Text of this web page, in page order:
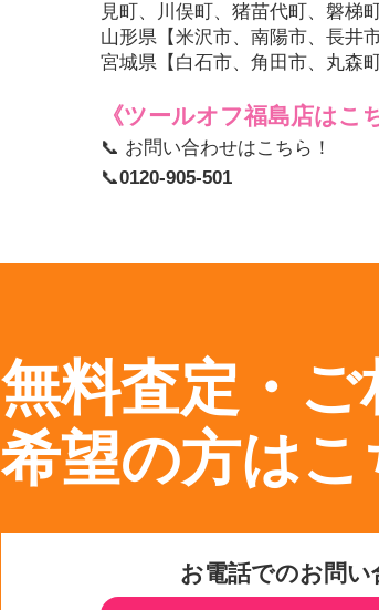
見町、川俣町、猪苗代町、磐梯
山形県【米沢市、南陽市、長井
宮城県【白石市、角田市、丸森
《ツールオフ福島店はこ
📞 お問い合わせはこちら！
📞0120-905-501
無料査定・ご
希望の方はこ
お電話でのお問い